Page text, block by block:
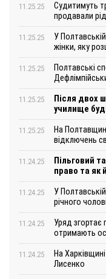
11.25.25
Судитимуть
продавали
11.25.25
У
жінки, яку
11.25.25
Полтавські
11.25.25
Після двох
училище
11.25.25
На
відключень
11.24.25
Пільговий
право та як
11.24.25
У
річного
11.24.25
Уряд згортає
отримають
11.24.25
На
Лисенко